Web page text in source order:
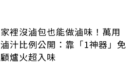
家裡沒滷包也能做滷味！萬用
滷汁比例公開：靠「1神器」免
顧爐火超入味